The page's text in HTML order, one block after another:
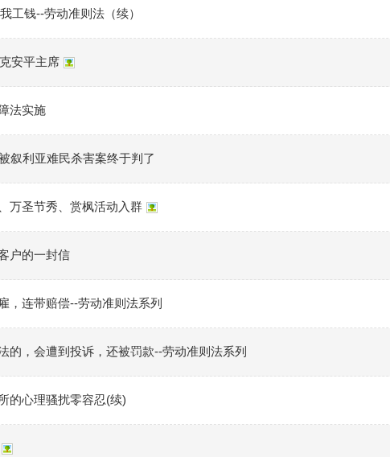
工钱--劳动准则法（续）
安平主席
法实施
叙利亚难民杀害案终于判了
万圣节秀、赏枫活动入群
户的一封信
，连带赔偿--劳动准则法系列
的，会遭到投诉，还被罚款--劳动准则法系列
的心理骚扰零容忍(续)